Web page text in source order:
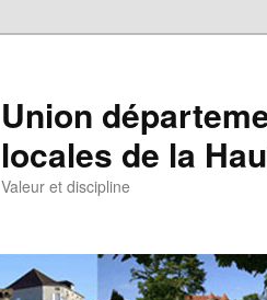
Union
locales de la
Valeur et discipline